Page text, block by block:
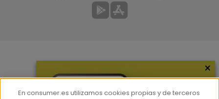
×
En consumer.es utilizamos cookies propias y de terceros